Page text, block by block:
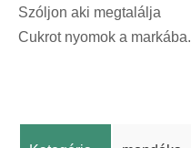
Szóljon aki megtalálja
Cukrot nyomok a markába.